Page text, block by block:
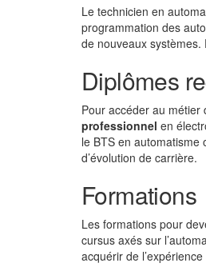
Le technicien en
programmation des
de nouveaux systèmes.
Diplômes
Pour accéder au
professionnel en
le BTS en automatisme
d’évolution de carrière.
Formations
Les formations pour
cursus axés sur
acquérir de